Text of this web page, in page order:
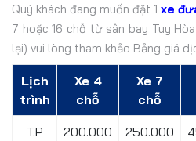
Quý khách đang muốn đặt 1 xe
7 hoặc 16 chỗ từ sân bay Tuy
lại) vui lòng tham khảo Bảng giá
Lịch
trình
Xe 4
chỗ
Xe 7
chỗ
T.P
200.000 250.000